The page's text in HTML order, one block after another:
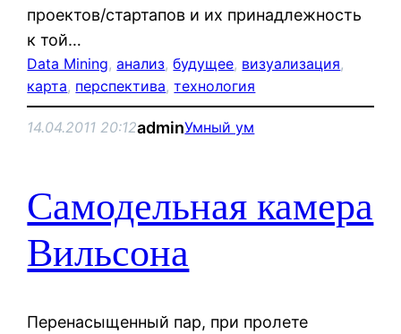
проектов/стартапов и их принадлежность
к той…
Data Mining, анализ, будущее, визуализация
карта, перспектива, технология
14.04.2011 20:12adminУмный ум
Самодельная камера
Вильсона
Перенасыщенный пар, при пролете